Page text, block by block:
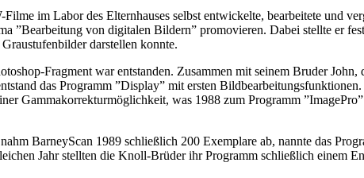
im Labor des Elternhauses selbst entwickelte, bearbeitete und
”Bearbeitung von digitalen Bildern” promovieren. Dabei stellte er
darstellen konnte.
Fragment war entstanden. Zusammen mit seinem Bruder
das Programm ”Display” mit ersten
Gammakorrekturmöglichkeit, was 1988 zum Programm
BarneyScan 1989 schließlich 200 Exemplare ab, nannte das
Jahr stellten die Knoll-Brüder ihr Programm schließlich einem